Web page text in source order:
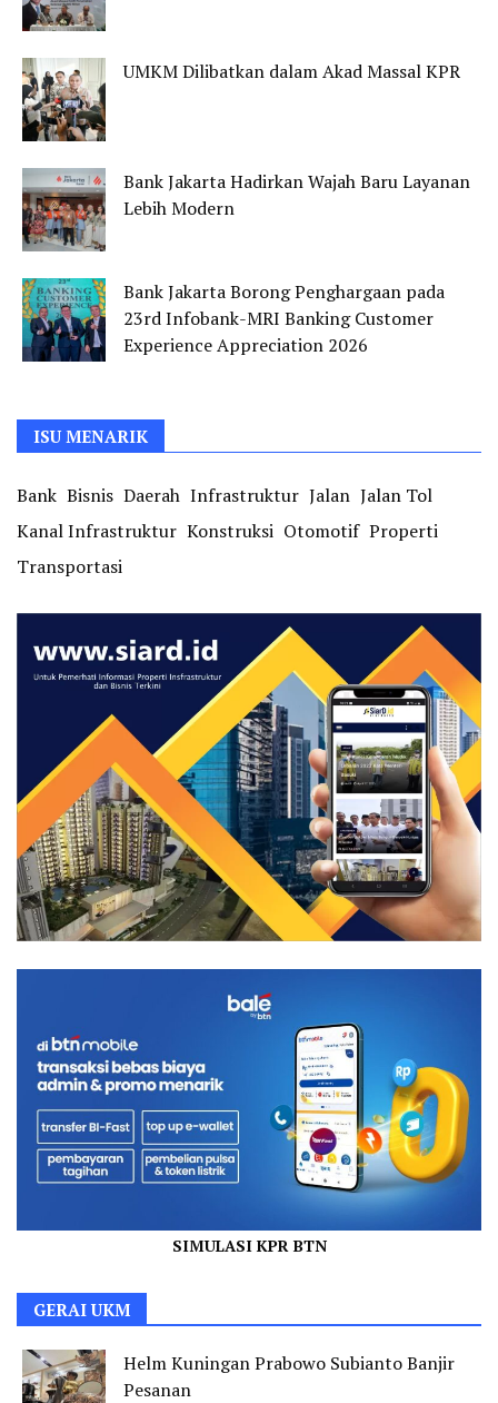
UMKM Dilibatkan dalam Akad Massal KPR
Bank Jakarta Hadirkan Wajah Baru Layanan
Lebih Modern
Bank Jakarta Borong Penghargaan pada
23rd Infobank-MRI Banking Customer
Experience Appreciation 2026
ISU MENARIK
Bank Bisnis Daerah Infrastruktur Jalan Jalan Tol
Kanal Infrastruktur Konstruksi Otomotif Properti
Transportasi
SIMULASI KPR BTN
GERAI UKM
Helm Kuningan Prabowo Subianto Banjir
Pesanan